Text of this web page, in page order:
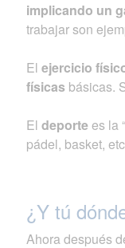
implicando un
trabajar son
Elejercicio
físicas básicas.
Eldeportees la
pádel, basket,
¿Y tú
Ahora después